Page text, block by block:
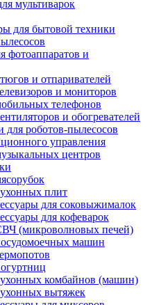
мультиварок
для бытовой техники
фотоаппаратов и
и отпаривателей
и мониторов
телефонов
и обогревателей
для роботов-пылесосов
управления
центров
плит
для соковыжималок
для кофеварок
(микроволновых печей)
машин
комбайнов (машин)
вытяжек